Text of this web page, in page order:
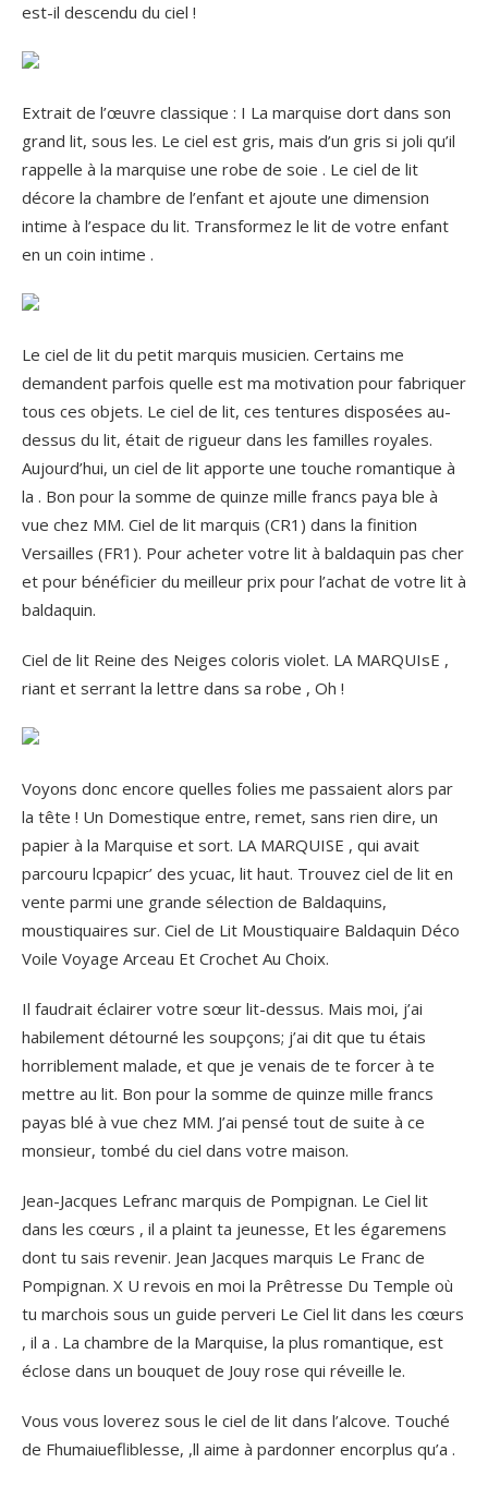
est-il descendu du ciel !
Extrait de l’œuvre classique : I La marquise dort dans son
grand lit, sous les. Le ciel est gris, mais d’un gris si joli qu’il
rappelle à la marquise une robe de soie . Le ciel de lit
décore la chambre de l’enfant et ajoute une dimension
intime à l’espace du lit. Transformez le lit de votre enfant
en un coin intime .
Le ciel de lit du petit marquis musicien. Certains me
demandent parfois quelle est ma motivation pour fabriquer
tous ces objets. Le ciel de lit, ces tentures disposées au-
dessus du lit, était de rigueur dans les familles royales.
Aujourd’hui, un ciel de lit apporte une touche romantique à
la . Bon pour la somme de quinze mille francs paya ble à
vue chez MM. Ciel de lit marquis (CR1) dans la finition
Versailles (FR1). Pour acheter votre lit à baldaquin pas cher
et pour bénéficier du meilleur prix pour l’achat de votre lit à
baldaquin.
Ciel de lit Reine des Neiges coloris violet. LA MARQUIsE ,
riant et serrant la lettre dans sa robe , Oh !
Voyons donc encore quelles folies me passaient alors par
la tête ! Un Domestique entre, remet, sans rien dire, un
papier à la Marquise et sort. LA MARQUISE , qui avait
parcouru lcpapicr’ des ycuac, lit haut. Trouvez ciel de lit en
vente parmi une grande sélection de Baldaquins,
moustiquaires sur. Ciel de Lit Moustiquaire Baldaquin Déco
Voile Voyage Arceau Et Crochet Au Choix.
Il faudrait éclairer votre sœur lit-dessus. Mais moi, j’ai
habilement détourné les soupçons; j’ai dit que tu étais
horriblement malade, et que je venais de te forcer à te
mettre au lit. Bon pour la somme de quinze mille francs
payas blé à vue chez MM. J’ai pensé tout de suite à ce
monsieur, tombé du ciel dans votre maison.
Jean-Jacques Lefranc marquis de Pompignan. Le Ciel lit
dans les cœurs , il a plaint ta jeunesse, Et les égaremens
dont tu sais revenir. Jean Jacques marquis Le Franc de
Pompignan. X U revois en moi la Prêtresse Du Temple où
tu marchois sous un guide perveri Le Ciel lit dans les cœurs
, il a . La chambre de la Marquise, la plus romantique, est
éclose dans un bouquet de Jouy rose qui réveille le.
Vous vous loverez sous le ciel de lit dans l’alcove. Touché
de Fhumaiuefliblesse, ,ll aime à pardonner encorplus qu’a .